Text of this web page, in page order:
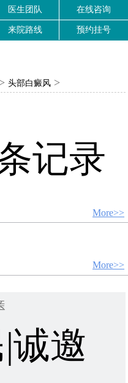
医生团队 在线咨询
来院路线 预约挂号
>头部白癜风 >
记录
More>>
More>>
诚邀